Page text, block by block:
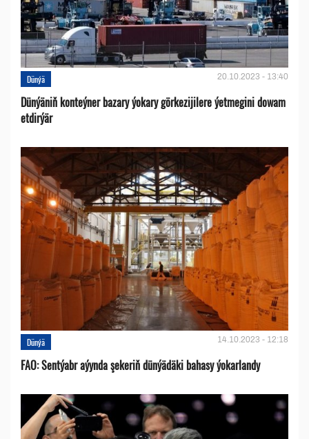
Dünýä 20.10.2023 - 13:40
Dünýäniň konteýner bazary ýokary görkezijilere ýetmegini dowam
etdirýär
Dünýä 14.10.2023 - 12:18
FAO: Sentýabr aýynda şekeriň dünýädäki bahasy ýokarlandy